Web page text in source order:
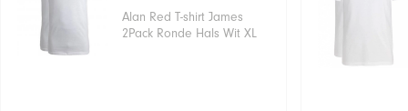
was:
€32,95.
is:
€26,36.
Alan Red T-shirt James
2Pack Ronde Hals Wit XL